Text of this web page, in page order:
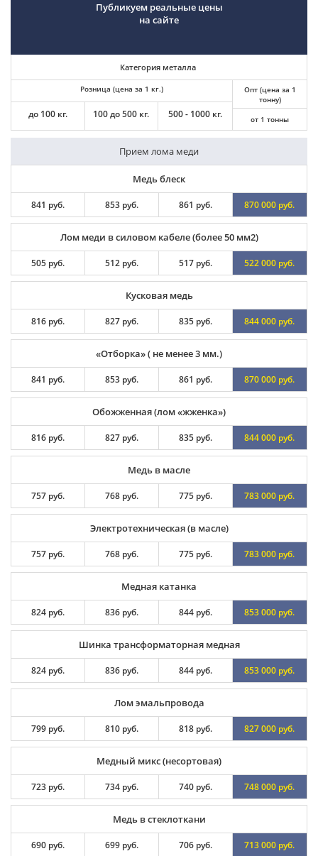
Публикуем реальные цены
на сайте
Категория металла
Розница (цена за 1 кг.)
до 100 кг. 100 до 500 кг. 500 - 1000 кг.
Опт (цена за 1
тонну)
от 1 тонны
Прием лома меди
Медь блеск
841 руб. 853 руб. 861 руб. 870 000 руб.
Лом меди в силовом кабеле (более 50 мм2)
505 руб. 512 руб. 517 руб. 522 000 руб.
Кусковая медь
816 руб. 827 руб. 835 руб. 844 000 руб.
«Отборка» ( не менее 3 мм.)
841 руб. 853 руб. 861 руб. 870 000 руб.
Обожженная (лом «жженка»)
816 руб. 827 руб. 835 руб. 844 000 руб.
Медь в масле
757 руб. 768 руб. 775 руб. 783 000 руб.
Электротехническая (в масле)
757 руб. 768 руб. 775 руб. 783 000 руб.
Медная катанка
824 руб. 836 руб. 844 руб. 853 000 руб.
Шинка трансформаторная медная
824 руб. 836 руб. 844 руб. 853 000 руб.
Лом эмальпровода
799 руб. 810 руб. 818 руб. 827 000 руб.
Медный микс (несортовая)
723 руб. 734 руб. 740 руб. 748 000 руб.
Медь в стеклоткани
690 руб. 699 руб. 706 руб. 713 000 руб.